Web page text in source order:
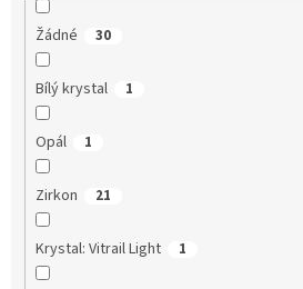
Žádné 30
Bílý krystal 1
Opál 1
Zirkon 21
Krystal: Vitrail Light 1